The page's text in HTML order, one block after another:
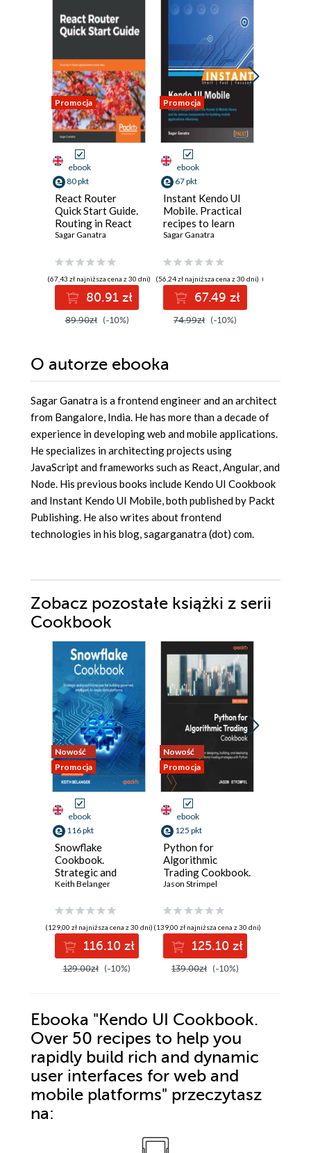
Promocja
ebook
80 pkt
React Router
Quick Start Guide.
Routing in React
applications made
Sagar Ganatra
(67,43 zł najniższa cena z 30 dni)
80.91 zł
89.90zł (-10%)
Promocja
ebook
67 pkt
Instant Kendo UI
Mobile. Practical
recipes to learn
the Kendo UI
its various
components for
building mobile
applications
effectively
Sagar Ganatra
(56,24 zł najniższa cena z 30 dni)
67.49 zł
74.99zł (-10%)
(139,00 zł
O autorze ebooka
Sagar Ganatra is a frontend engineer and an architect
from Bangalore, India. He has more than a decade of
experience in developing web and mobile applications.
He specializes in architecting projects using
JavaScript and frameworks such as React, Angular, and
Node. His previous books include Kendo UI Cookbook
and Instant Kendo UI Mobile, both published by Packt
Publishing. He also writes about frontend
technologies in his blog, sagarganatra (dot) com.
Zobacz pozostałe książki z serii
Cookbook
Nowość
Promocja
ebook
116 pkt
Snowflake
Cookbook.
Strategic and
practical recipes
governed,
intelligent, AI-
ready data
platforms - Second
Edition
Keith Belanger
(129,00 zł najniższa cena z 30 dni)
116.10 zł
129.00zł (-10%)
Nowość
Promocja
ebook
125 pkt
Python for
Algorithmic
Trading Cookbook.
Recipes for
building, and
deploying
algorithmic
trading strategies
with Python -
Second Edition
Jason Strimpel
(139,00 zł najniższa cena z 30 dni)
125.10 zł
139.00zł (-10%)
Ebooka "Kendo UI Cookbook.
Over 50 recipes to help you
rapidly build rich and dynamic
user interfaces for web and
mobile platforms" przeczytasz
na: